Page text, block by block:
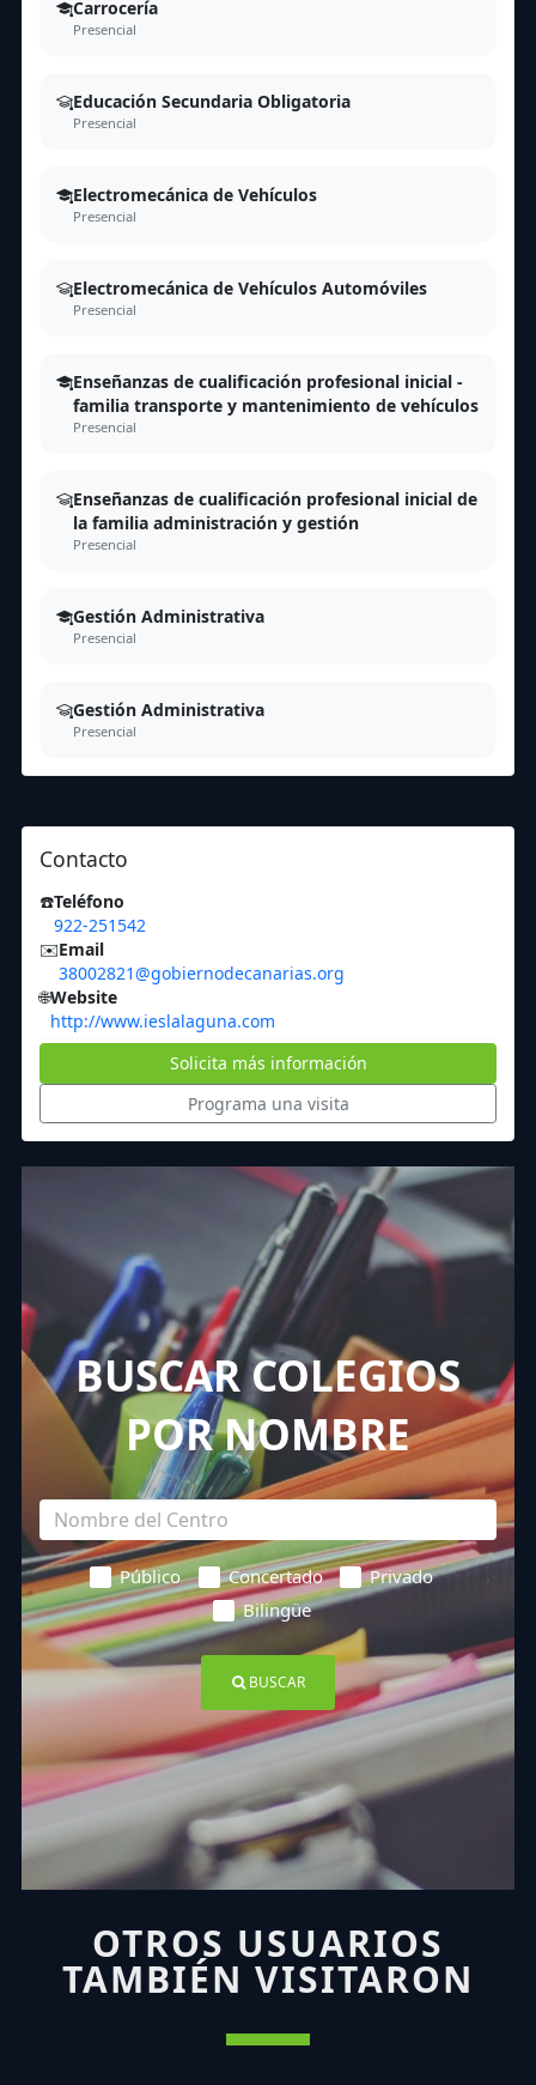
Carrocería
Presencial
Educación Secundaria Obligatoria
Presencial
Electromecánica de Vehículos
Presencial
Electromecánica de Vehículos Automóviles
Presencial
Enseñanzas de cualificación profesional inicial -
familia transporte y mantenimiento de vehículos
Presencial
Enseñanzas de cualificación profesional inicial de
la familia administración y gestión
Presencial
Gestión Administrativa
Presencial
Gestión Administrativa
Presencial
Contacto
☎️Teléfono
922-251542
✉️Email
38002821@gobiernodecanarias.org
🌐Website
http://www.ieslalaguna.com
Solicita más información
Programa una visita
BUSCAR COLEGIOS
POR NOMBRE
Público Concertado
Privado
Bilingüe
BUSCAR
OTROS USUARIOS
TAMBIÉN VISITARON